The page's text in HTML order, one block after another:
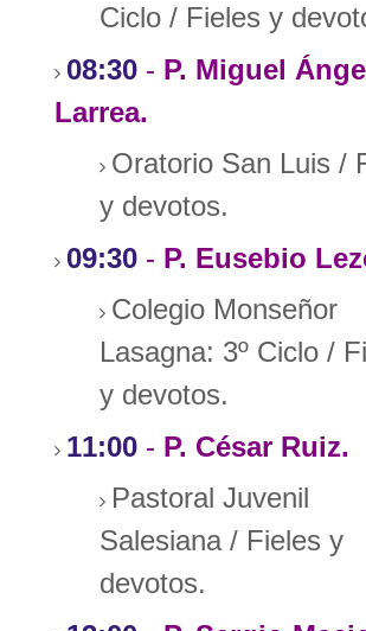
Ciclo / Fieles y
08:30 - P. Miguel
Larrea.
Oratorio San Luis /
y devotos.
09:30 - P. Eusebio
Colegio Monseñor
Lasagna: 3º Ciclo /
y devotos.
11:00 - P. César Ruiz.
Pastoral Juvenil
Salesiana / Fieles y
devotos.